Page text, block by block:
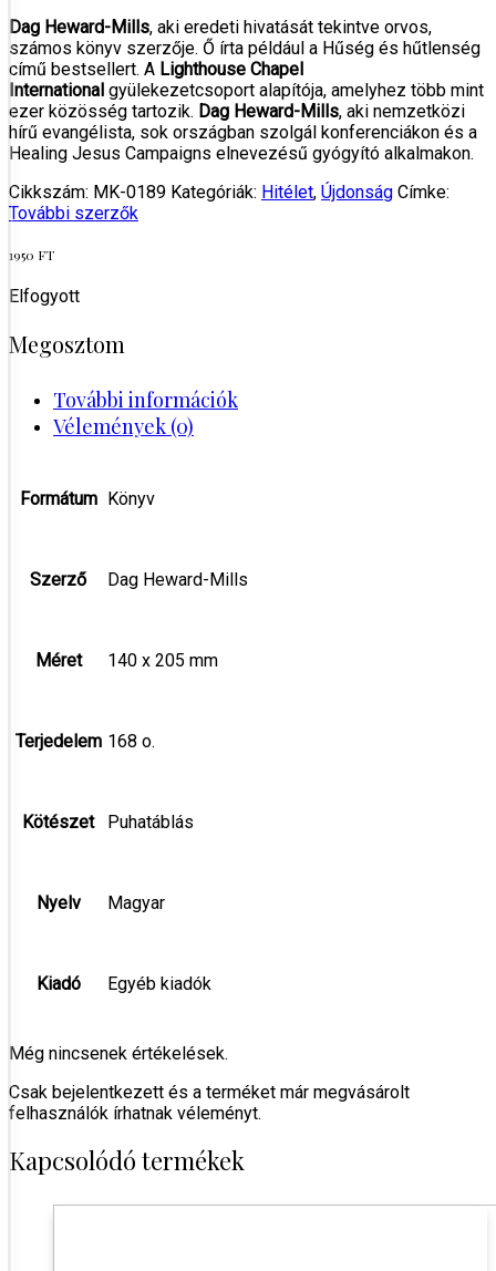
Dag Heward-Mills, aki eredeti hivatását tekintve orvos,
számos könyv szerzője. Ő írta például a Hűség és hűtlenség
című bestsellert. A Lighthouse Chapel
International gyülekezetcsoport alapítója, amelyhez több mint
ezer közösség tartozik. Dag Heward-Mills, aki nemzetközi
hírű evangélista, sok országban szolgál konferenciákon és a
Healing Jesus Campaigns elnevezésű gyógyító alkalmakon.
Cikkszám: MK-0189 Kategóriák: Hitélet, Újdonság Címke:
További szerzők
1950 FT
Elfogyott
Megosztom
További információk
Vélemények (0)
Formátum Könyv
Szerző Dag Heward-Mills
Méret 140 x 205 mm
Terjedelem 168 o.
Kötészet Puhatáblás
Nyelv Magyar
Kiadó Egyéb kiadók
Még nincsenek értékelések.
Csak bejelentkezett és a terméket már megvásárolt
felhasználók írhatnak véleményt.
Kapcsolódó termékek